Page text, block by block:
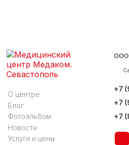
+7
+7
+7
О центре
Блог
Фотоальбом
Новости
Услуги и цены